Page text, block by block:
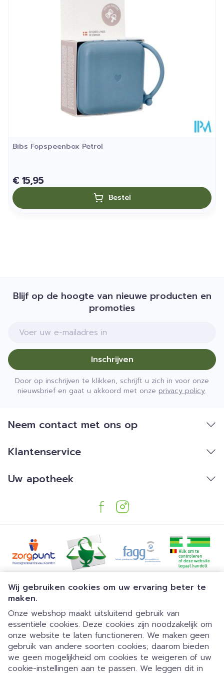
Wij gebruiken cookies om uw ervaring beter te
maken.
Onze webshop maakt uitsluitend gebruik van
essentiële cookies. Deze cookies zijn noodzakelijk om
onze website te laten functioneren. We maken geen
gebruik van andere soorten cookies; daarom bieden
we geen mogelijkheid om cookies te weigeren of uw
cookie-instellingen aan te passen. We leggen dit in
Kamertemperatuur (15°C -
Bibs Fopspeenbox Petrol
€ 15,95
Bestel
1 van 1
Blijf op de hoogte van nieuwe producten en
promoties
E-mail adres
Inschrijven
Door op inschrijven te klikken, schrijft u zich in voor onze
nieuwsbrief en gaat u akkoord met onze privacy policy.
Neem contact met ons op
Klantenservice
Uw apotheek
Juridische links